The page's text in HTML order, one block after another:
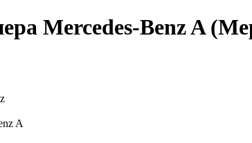
Mercedes-Benz A
A